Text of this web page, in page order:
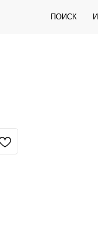
ИЗБРАННОЕ (